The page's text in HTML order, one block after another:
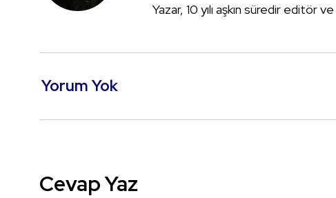
Yazar, 10 yılı aşkın süredir editör
Yorum Yok
Cevap Yaz